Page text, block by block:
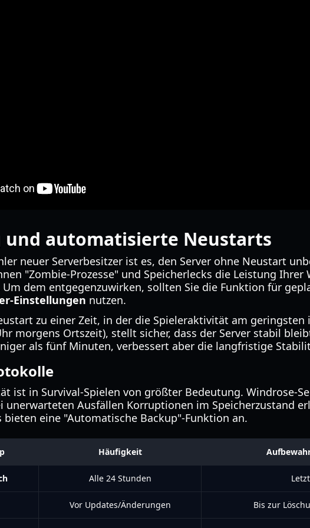
und automatisierte Neustarts
neuer Serverbesitzer ist es, den Server ohne Neustart
"Zombie-Prozesse" und Speicherlecks die Leistung Ihrer
dem entgegenzuwirken, sollten Sie die Funktion für
Einstellungen nutzen.
zu einer Zeit, in der die Spieleraktivität am geringsten
morgens Ortszeit), stellt sicher, dass der Server stabil
als fünf Minuten, verbessert aber die langfristige
ist in Survival-Spielen von größter Bedeutung. Windrose-
unerwarteten Ausfällen Korruptionen im Speicherzustand
bieten eine "Automatische Backup"-Funktion an.
Häufigkeit
Alle 24 Stunden
Vor Updates/Änderungen Bis zur